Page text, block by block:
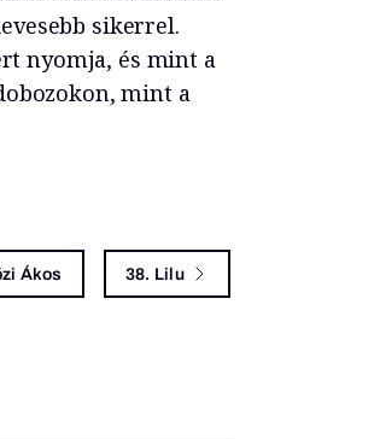
sikerrel.
nyomja, és mint a
mint a
Ákos 38. Lilu